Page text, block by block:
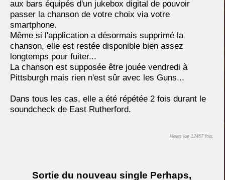
aux bars équipés d'un jukebox digital de pouvoir
passer la chanson de votre choix via votre
smartphone.
Même si l'application a désormais supprimé la
chanson, elle est restée disponible bien assez
longtemps pour fuiter...
La chanson est supposée être jouée vendredi à
Pittsburgh mais rien n'est sûr avec les Guns...
Dans tous les cas, elle a été répétée 2 fois durant le
soundcheck de East Rutherford.
News lue 12467 fois.
Sortie du nouveau single Perhaps,